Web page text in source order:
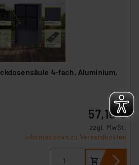
der
sowie einer eigenen
Datenübermittlung,
der übermittelten Daten,
4-fach, Aluminium,
57,10 €
zzgl. MwSt.
Informationen zu Versandkosten